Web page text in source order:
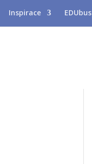
Inspirace EDUbus